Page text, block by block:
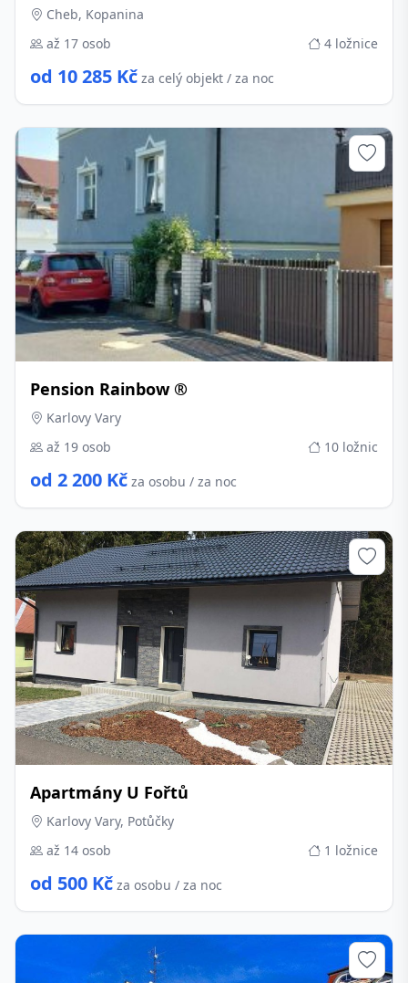
Cheb, Kopanina
až 17 osob
4 ložnice
od 10 285 Kč za celý objekt / za noc
Pension Rainbow ®
Karlovy Vary
až 19 osob
10 ložnic
od 2 200 Kč za osobu / za noc
Apartmány U Fořtů
Karlovy Vary, Potůčky
až 14 osob
1 ložnice
od 500 Kč za osobu / za noc